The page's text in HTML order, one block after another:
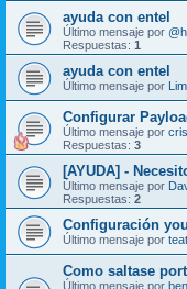
ayuda con entel
Último mensaje por
Respuestas: 1
ayuda con entel
Último mensaje por
Configurar
Último mensaje por
Respuestas: 3
[AYUDA] -
Último mensaje por
Respuestas: 2
Configuración
Último mensaje por
Como saltase
Último mensaje por